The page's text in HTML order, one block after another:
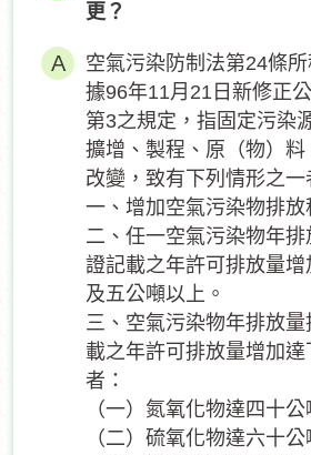
更？
空氣污染防制法第24條
據96年11月21日新修正
第3之規定，指固定污染
擴增、製程、原（物）
改變，致有下列情形之一
一、增加空氣污染物排放
二、任一空氣污染物年排
證記載之年許可排放量
及五公噸以上。
三、空氣污染物年排放
載之年許可排放量增加
者：
（一）氮氧化物達四十公
（二）硫氧化物達六十公